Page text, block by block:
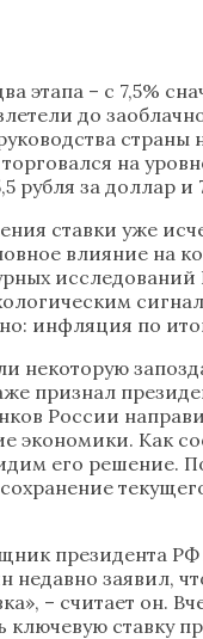
– с 7,5%
до
на
рубля за доллар и
ставки уже
влияние на
инфляция по
некоторую
признал
России
экономики. Как
его решение.
президента
заявил,
– считает
ключевую